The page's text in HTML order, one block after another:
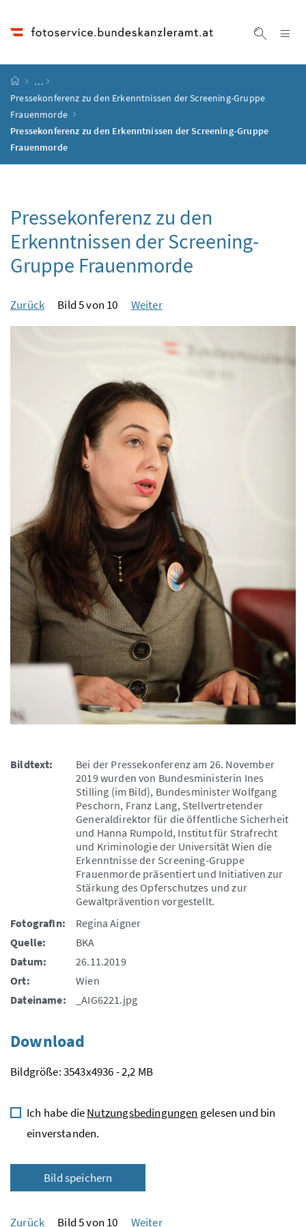
Startseite
…
Pressekonferenz zu den Erkenntnissen der Screening-Gruppe
Frauenmorde
Pressekonferenz zu den Erkenntnissen der Screening-Gruppe
Frauenmorde
Pressekonferenz zu den
Erkenntnissen der Screening-
Gruppe Frauenmorde
Zurück Bild 5 von 10 Weiter
Bildtext:
Bei der Pressekonferenz am 26. November
2019 wurden von Bundesministerin Ines
Stilling (im Bild), Bundesminister Wolfgang
Peschorn, Franz Lang, Stellvertretender
Generaldirektor für die öffentliche Sicherheit
und Hanna Rumpold, Institut für Strafrecht
und Kriminologie der Universität Wien die
Erkenntnisse der Screening-Gruppe
Frauenmorde präsentiert und Initiativen zur
Stärkung des Opferschutzes und zur
Gewaltprävention vorgestellt.
FotografIn:
Regina Aigner
Quelle:
BKA
Datum:
26.11.2019
Ort:
Wien
Dateiname:
_AIG6221.jpg
Download
Bildgröße: 3543x4936 - 2,2 MB
Ich habe dieNutzungsbedingungen gelesen und bin
einverstanden.
Bild speichern
Zurück Bild 5 von 10 Weiter